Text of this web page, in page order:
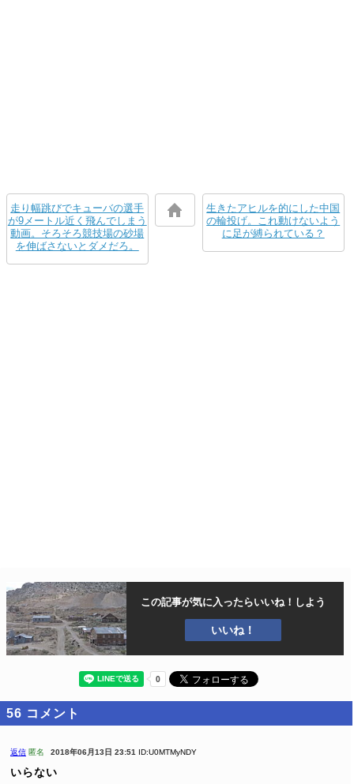
走り幅跳びでキューバの選手
が9メートル近く飛んでしまう
動画。そろそろ競技場の砂場
を伸ばさないとダメだろ。
生きたアヒルを的にした中国
の輪投げ。これ動けないよう
に足が縛られている？
この記事が気に入ったらいいね！しよう
いいね！
56 コメント
返信 匿名 2018年06月13日 23:51 ID:U0MTMyNDY
いらない